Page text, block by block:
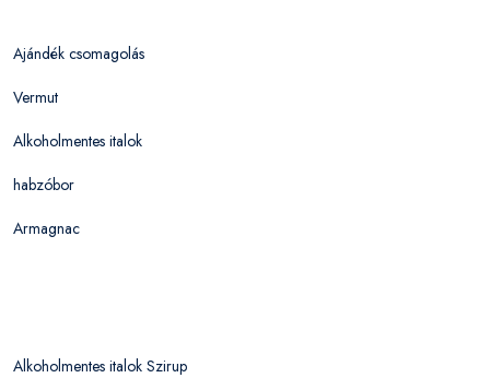
Ajándék csomagolás
Vermut
Alkoholmentes italok
habzóbor
Armagnac
Alkoholmentes italok Szirup